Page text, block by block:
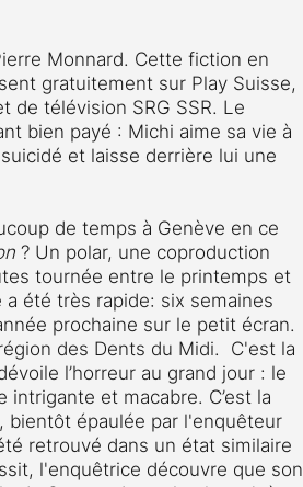
Monnard. Cette fiction en
gratuitement sur Play Suisse,
de télévision SRG SSR. Le
bien payé : Michi aime sa vie à
et laisse derrière lui une
de temps à Genève en ce
? Un polar, une coproduction
tournée entre le printemps et
a été très rapide: six semaines
prochaine sur le petit écran.
des Dents du Midi.  C'est la
l’horreur au grand jour : le
intrigante et macabre. C’est la
bientôt épaulée par l'enquêteur
retrouvé dans un état similaire
l'enquêtrice découvre que son